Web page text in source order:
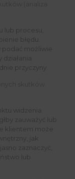
lub procesu,
błędu.
możliwie
przyczyny.
widzenia
zauważyć lub
klientem może
jak
zaznaczyć,
lub